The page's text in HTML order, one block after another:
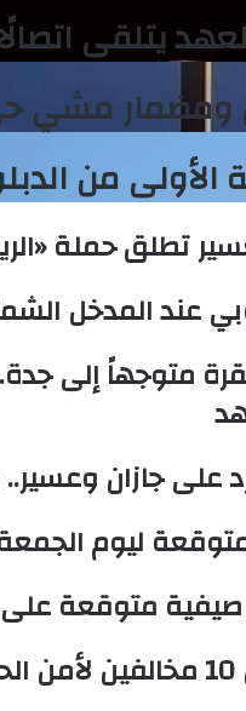
يتلقى
ومضمار مشي
الأولى من
تطلق حملة
عند المدخل
متوجهاً إلى
على جازان وعسير..
ليوم
متوقعة على 7 مناطق